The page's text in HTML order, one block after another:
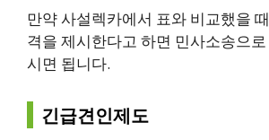
만약 사설렉카에서 표와 비교했을
격을 제시한다고 하면 민사소송으
시면 됩니다.
긴급견인제도